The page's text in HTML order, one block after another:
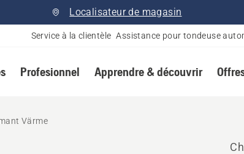
Localisateur de magasin
Service à la clientèle Assistance pour tondeuse
Profesionnel Apprendre & découvrir
Värme